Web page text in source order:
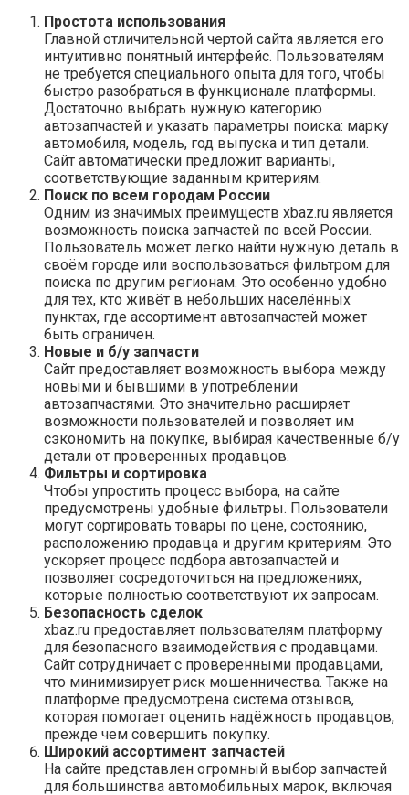
Простота использования
Главной отличительной чертой сайта является его
интуитивно понятный интерфейс. Пользователям
не требуется специального опыта для того, чтобы
быстро разобраться в функционале платформы.
Достаточно выбрать нужную категорию
автозапчастей и указать параметры поиска: марку
автомобиля, модель, год выпуска и тип детали.
Сайт автоматически предложит варианты,
соответствующие заданным критериям.
Поиск по всем городам России
Одним из значимых преимуществ xbaz.ru является
возможность поиска запчастей по всей России.
Пользователь может легко найти нужную деталь в
своём городе или воспользоваться фильтром для
поиска по другим регионам. Это особенно удобно
для тех, кто живёт в небольших населённых
пунктах, где ассортимент автозапчастей может
быть ограничен.
Новые и б/у запчасти
Сайт предоставляет возможность выбора между
новыми и бывшими в употреблении
автозапчастями. Это значительно расширяет
возможности пользователей и позволяет им
сэкономить на покупке, выбирая качественные б/у
детали от проверенных продавцов.
Фильтры и сортировка
Чтобы упростить процесс выбора, на сайте
предусмотрены удобные фильтры. Пользователи
могут сортировать товары по цене, состоянию,
расположению продавца и другим критериям. Это
ускоряет процесс подбора автозапчастей и
позволяет сосредоточиться на предложениях,
которые полностью соответствуют их запросам.
Безопасность сделок
xbaz.ru предоставляет пользователям платформу
для безопасного взаимодействия с продавцами.
Сайт сотрудничает с проверенными продавцами,
что минимизирует риск мошенничества. Также на
платформе предусмотрена система отзывов,
которая помогает оценить надёжность продавцов,
прежде чем совершить покупку.
Широкий ассортимент запчастей
На сайте представлен огромный выбор запчастей
для большинства автомобильных марок, включая